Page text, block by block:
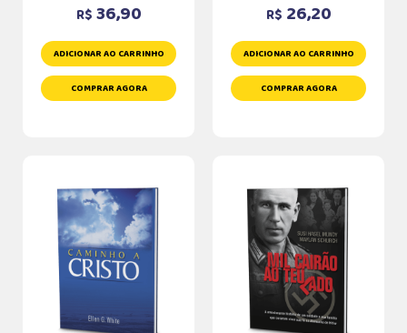
R$ 36,90
ADICIONAR AO CARRINHO
COMPRAR AGORA
R$ 26,20
ADICIONAR AO CARRINHO
COMPRAR AGORA